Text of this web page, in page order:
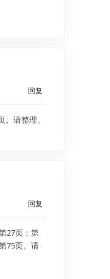
回复
请整理。
回复
27页；第
75页。请